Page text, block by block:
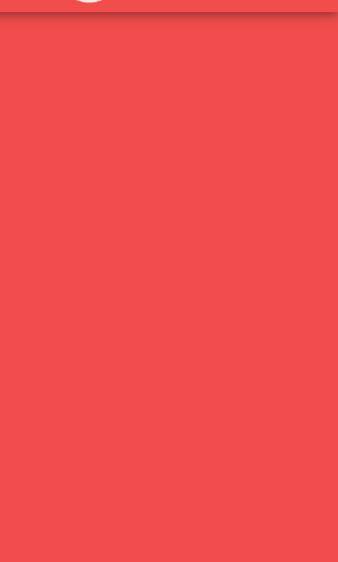
VIIKONLOPPUISIN (PE-